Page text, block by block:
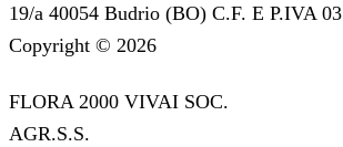
19/a 40054 Budrio (BO) C.F. E P.IVA
Copyright © 2026
FLORA 2000 VIVAI SOC.
AGR.S.S.